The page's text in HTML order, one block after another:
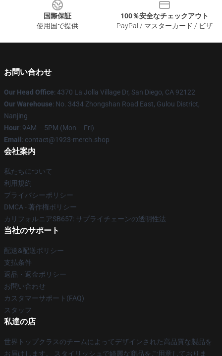
国際保証
使用国で提供
100％安全なチェックアウト
PayPal / マスターカード / ビザ
お問い合わせ
Our Head Office: 4370 La Jolla Village Dr, San Diego, CA 92122
Our Warehouse: No. 3434 Zhongshan Road East, Gulou District,
Nanjing
Hour: 9AM – 5PM (Mon – Fri)
Email : contact@1923-merch.shop
会社案内
私たちについて
利用規約
プライバシーポリシー
DMCA - 著作権ポリシー
カリフォルニアSB657: サプライチェーンの透明性法
当社のサポート
配送&配送ポリシー
支払条件
返品・返金ポリシー
お問い合わせ
カスタマーサポート(FAQ)
スタッフ
私達の店
世界トップクラスのチームによってデザインされた高品質な製品を
お届けします。 スタイリッシュで綺麗な商品をご用意しておりま